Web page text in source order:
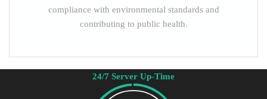
compliance with environmental standards and
contributing to public health.
24/7 Server Up-Time